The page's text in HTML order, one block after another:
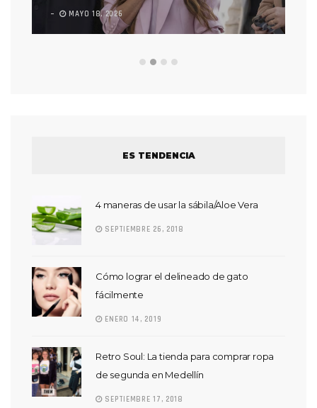
MAYO 18, 2026
ES TENDENCIA
4 maneras de usar la sábila/Aloe Vera
SEPTIEMBRE 26, 2018
Cómo lograr el delineado de gato
fácilmente
ENERO 14, 2019
Retro Soul: La tienda para comprar ropa
de segunda en Medellín
SEPTIEMBRE 17, 2018